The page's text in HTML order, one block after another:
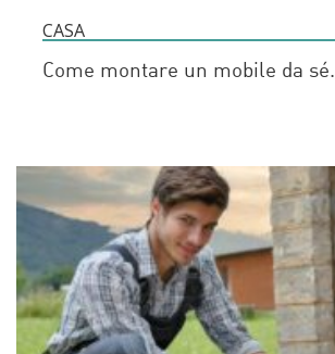
CASA
Come montare un mobile da sé.